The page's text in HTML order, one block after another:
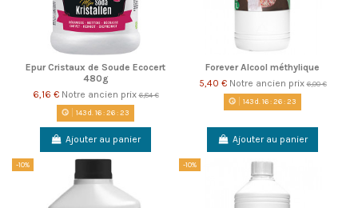
Epur Cristaux de Soude Ecocert
480g
6,16 € Notre ancien prix6,84 €
143d. 16:26:22
Ajouter au panier
Forever Alcool méthylique
5,40 € Notre ancien prix6,00 €
143d. 16:26:22
Ajouter au panier
-10% -10%